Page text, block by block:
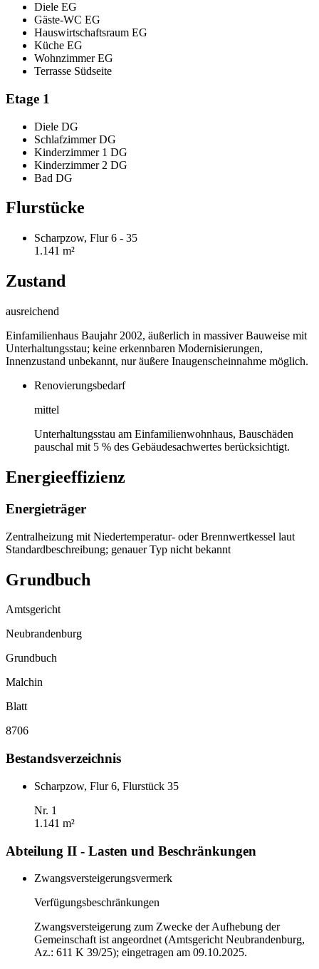
Diele EG
Gäste-WC EG
Hauswirtschaftsraum EG
Küche EG
Wohnzimmer EG
Terrasse Südseite
Etage 1
Diele DG
Schlafzimmer DG
Kinderzimmer 1 DG
Kinderzimmer 2 DG
Bad DG
Flurstücke
Scharpzow, Flur 6 - 35
1.141 m²
Zustand
ausreichend
Einfamilienhaus Baujahr 2002, äußerlich in massiver Bauweise mit
Unterhaltungsstau; keine erkennbaren Modernisierungen,
Innenzustand unbekannt, nur äußere Inaugenscheinnahme möglich.
Renovierungsbedarf
mittel
Unterhaltungsstau am Einfamilienwohnhaus, Bauschäden
pauschal mit 5 % des Gebäudesachwertes berücksichtigt.
Energieeffizienz
Energieträger
Zentralheizung mit Niedertemperatur- oder Brennwertkessel laut
Standardbeschreibung; genauer Typ nicht bekannt
Grundbuch
Amtsgericht
Neubrandenburg
Grundbuch
Malchin
Blatt
8706
Bestandsverzeichnis
Scharpzow, Flur 6, Flurstück 35
Nr. 1
1.141 m²
Abteilung II - Lasten und Beschränkungen
Zwangsversteigerungsvermerk
Verfügungsbeschränkungen
Zwangsversteigerung zum Zwecke der Aufhebung der
Gemeinschaft ist angeordnet (Amtsgericht Neubrandenburg,
Az.: 611 K 39/25); eingetragen am 09.10.2025.